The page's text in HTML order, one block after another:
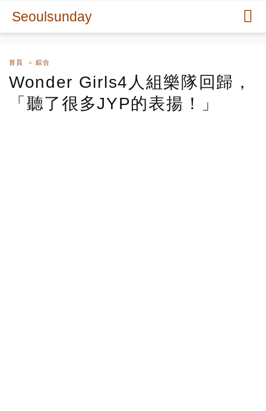
Seoulsunday
首頁 綜合
Wonder Girls4人組樂隊回歸，
「聽了很多JYP的表揚！」